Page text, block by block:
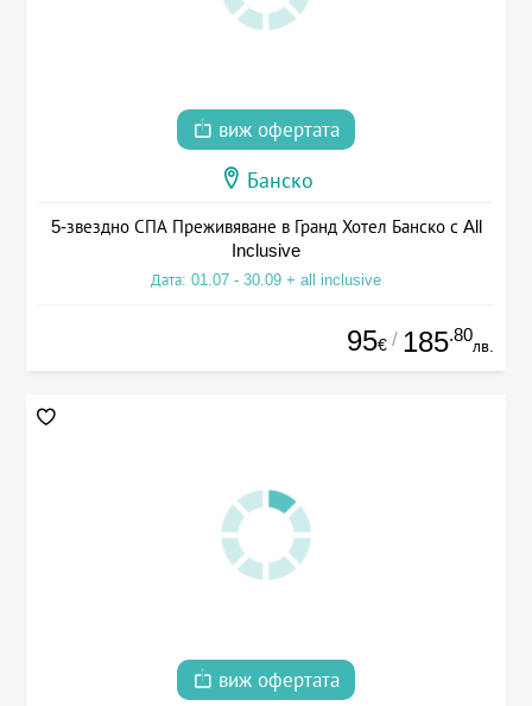
виж офертата
Банско
5-звездно СПА Преживяване в Гранд Хотел Банско с All
Inclusive
Дата: 01.07 - 30.09 + all inclusive
95€ / 185.80
лв.
виж офертата